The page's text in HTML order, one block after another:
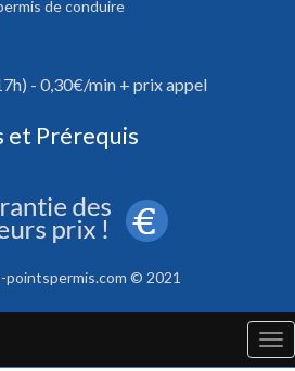
de conduire
- 0,30€/min + prix appel
et Prérequis
pointspermis.com © 2021